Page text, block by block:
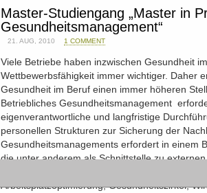
Master-Studiengang „Master in
Gesundheitsmanagement“
21. AUG, 2010 1 COMMENT
Viele Betriebe haben inzwischen Gesundheit
Wettbewerbsfähigkeit immer wichtiger. Daher
Gesundheit im Beruf einen immer höheren
Betriebliches Gesundheitsmanagement
eigenverantwortliche und langfristige
personellen Strukturen zur Sicherung der
Gesundheitsmanagements erfordert in einem
die unter anderem als Schnittstelle zu
Arbeitsplatzoptimierung, Gesundheitszirkel,